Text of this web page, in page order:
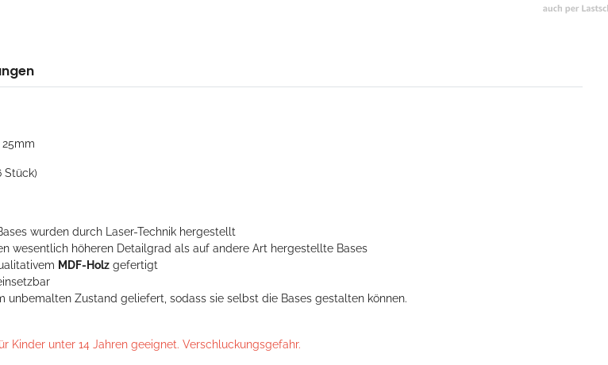
25mm
Stück)
wurden durch Laser-Technik hergestellt
wesentlich höheren Detailgrad als auf andere Art hergestellte Bases
MDF-Holz gefertigt
unbemalten Zustand geliefert, sodass sie selbst die Bases gestalten können.
Kinder unter 14 Jahren geeignet. Verschluckungsgefahr.